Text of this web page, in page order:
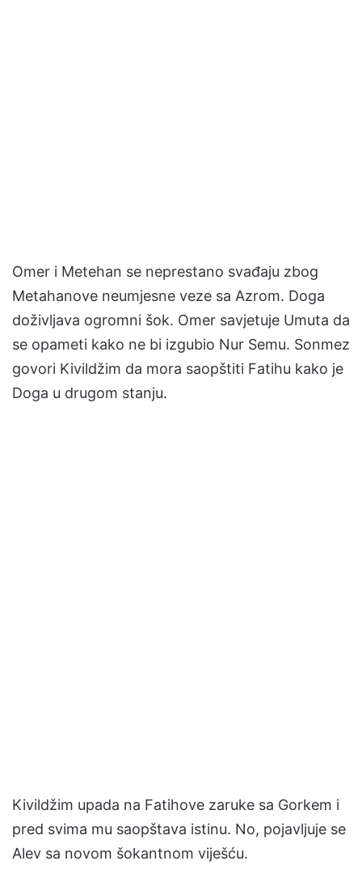
Omer i Metehan se neprestano svađaju zbog
Metahanove neumjesne veze sa Azrom. Doga
doživljava ogromni šok. Omer savjetuje Umuta da
se opameti kako ne bi izgubio Nur Semu. Sonmez
govori Kivildžim da mora saopštiti Fatihu kako je
Doga u drugom stanju.
Kivildžim upada na Fatihove zaruke sa Gorkem i
pred svima mu saopštava istinu. No, pojavljuje se
Alev sa novom šokantnom viješću.